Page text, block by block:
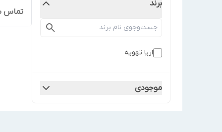
برند
اریا تهویه
موجودی
تماس